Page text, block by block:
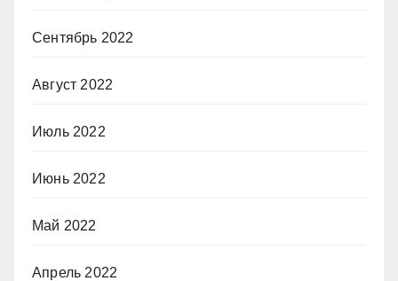
Сентябрь 2022
Август 2022
Июль 2022
Июнь 2022
Май 2022
Апрель 2022